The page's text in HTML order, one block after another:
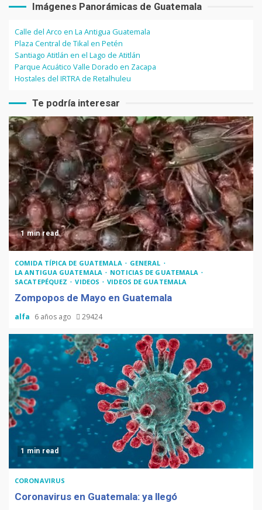
Imágenes Panorámicas de Guatemala
Calle del Arco en La Antigua Guatemala
Plaza Central de Tikal en Petén
Santiago Atitlán en el Lago de Atitlán
Parque Acuático Valle Dorado en Zacapa
Hostales del IRTRA de Retalhuleu
Te podría interesar
1 min read
COMIDA TÍPICA DE GUATEMALA
GENERAL
LA ANTIGUA GUATEMALA
NOTICIAS DE GUATEMALA
SACATEPÉQUEZ
VIDEOS VIDEOS DE GUATEMALA
Zompopos de Mayo en Guatemala
alfa 6 años ago 29424
1 min read
CORONAVIRUS
Coronavirus en Guatemala: ya llegó